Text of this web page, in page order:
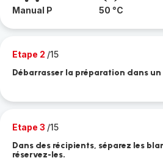
Manual P 50 °C
Etape 2 /15
Débarrasser la préparation dans
Etape 3 /15
Dans des récipients, séparez les
réservez-les.